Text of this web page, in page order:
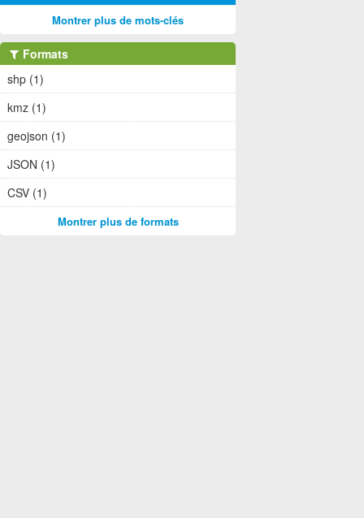
Montrer plus de mots-clés
Formats
shp (1)
kmz (1)
geojson (1)
JSON (1)
CSV (1)
Montrer plus de formats